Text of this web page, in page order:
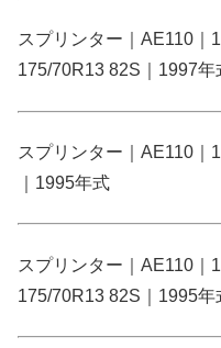
スプリンター｜AE110｜
175/70R13 82S｜1997年
スプリンター｜AE110｜
｜1995年式
スプリンター｜AE110｜
175/70R13 82S｜1995年